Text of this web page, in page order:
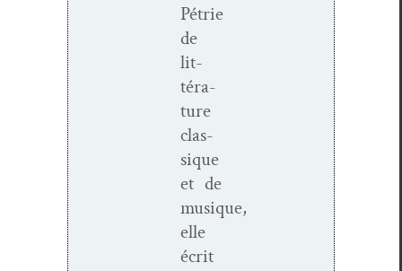
Pétrie
de
lit­
téra­
ture
clas­
sique
et de
musique,
elle
écrit